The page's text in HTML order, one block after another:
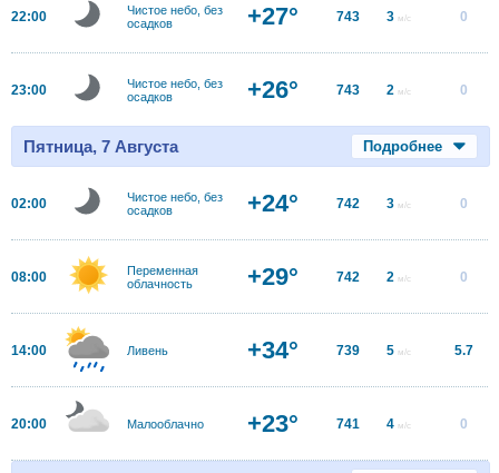
22:00
Чистое небо, без
осадков
+27° 743 3 м/с 0
23:00
Чистое небо, без
осадков
+26° 743 2 м/с 0
Пятница, 7 Августа Подробнее
02:00
Чистое небо, без
осадков
+24° 742 3 м/с 0
08:00
Переменная
облачность
+29° 742 2 м/с 0
14:00 Ливень +34° 739 5 м/с 5.7
20:00 Малооблачно +23° 741 4 м/с 0